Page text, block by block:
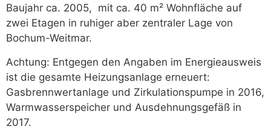
Baujahr ca. 2005, mit ca. 40 m² Wohnfläche auf
zwei Etagen in ruhiger aber zentraler Lage von
Bochum-Weitmar.
Achtung: Entgegen den Angaben im Energieausweis
ist die gesamte Heizungsanlage erneuert:
Gasbrennwertanlage und Zirkulationspumpe in 2016,
Warmwasserspeicher und Ausdehnungsgefäß in
2017.